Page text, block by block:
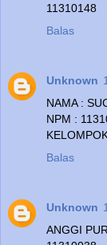
11310148
Balas
Unknown
NAMA :
NPM :
Balas
Unknown
ANGGI